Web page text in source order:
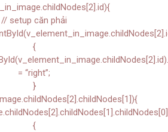
// setup căn phải
{
= “right”;
}
{